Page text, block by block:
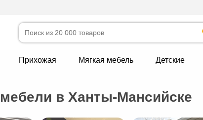
Прихожая Мягкая мебель Детские
мебели в Ханты-Мансийске